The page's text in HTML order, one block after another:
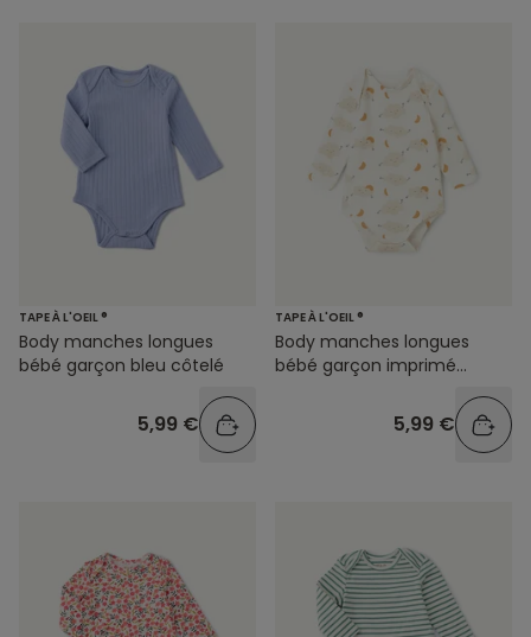
TAPE À L'OEIL ®
Body manches longues
bébé garçon bleu côtelé
5,99 €
TAPE À L'OEIL ®
Body manches longues
bébé garçon imprimé
5,99 €